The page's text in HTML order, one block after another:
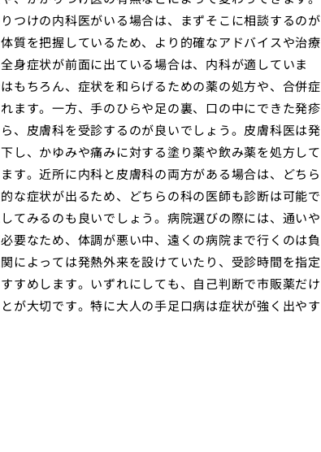
つけの内科医がいる場合は、まずそこに相談するのが
質を把握しているため、より的確なアドバイスや治療
身症状が前面に出ている場合は、内科が適していま
もちろん、症状を和らげるための薬の処方や、合併症
ます。一方、手のひらや足の裏、口の中にできた発疹
、皮膚科を受診するのが良いでしょう。皮膚科医は発
し、かゆみや痛みに対する塗り薬や飲み薬を処方して
す。近所に内科と皮膚科の両方がある場合は、どちら
な症状が出るため、どちらの科の医師も診断は可能で
てみるのも良いでしょう。病院選びの際には、通いや
要なため、体調が悪い中、遠くの病院まで行くのは負
によっては発熱外来を設けていたり、受診時間を指定
すめします。いずれにしても、自己判断で市販薬だけ
が大切です。特に大人の手足口病は症状が強く出やす